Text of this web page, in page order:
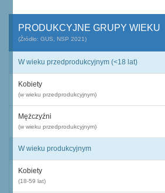
PRODUKCYJNE GRUPY WIEKU
(Źródło: GUS, NSP 2021)
W wieku przedprodukcyjnym (<18 lat)
Kobiety
(w wieku przedprodukcyjnym)
Mężczyźni
(w wieku przedprodukcyjnym)
W wieku produkcyjnym
Kobiety
(18-59 lat)